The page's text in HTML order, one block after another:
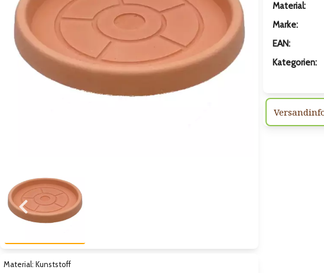
Zum vorigen Bild
Material: Kunststoff
Material:
Marke:
EAN:
Kategorien: